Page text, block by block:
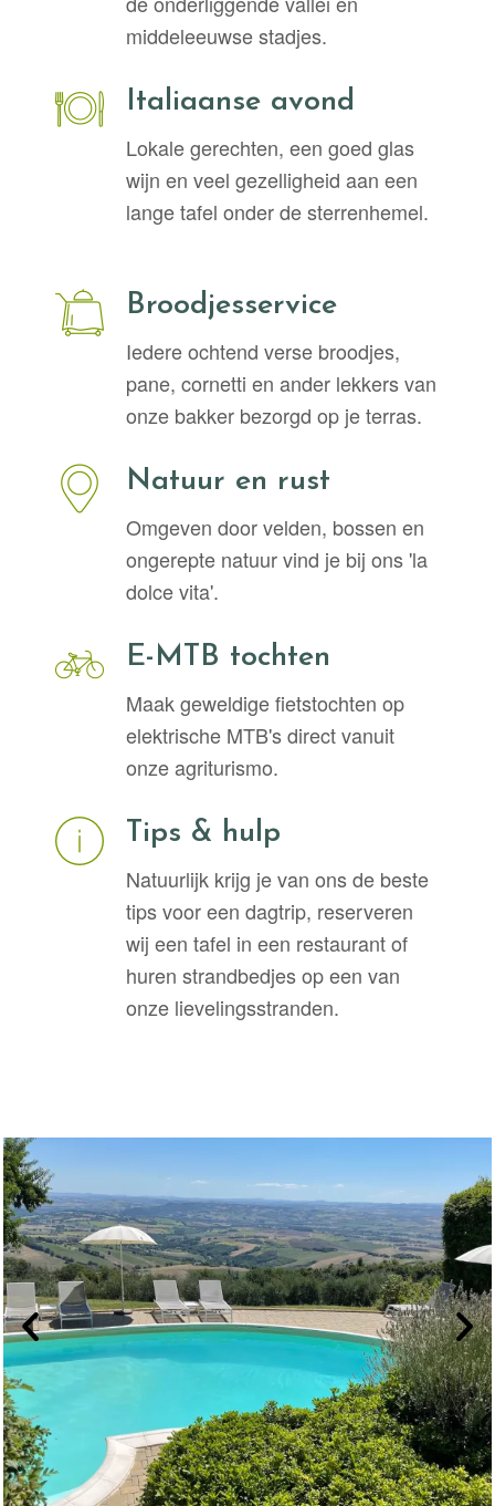
middeleeuwse stadjes.
Italiaanse avond
Lokale gerechten, een goed glas
wijn en veel gezelligheid aan een
lange tafel onder de sterrenhemel.
Broodjesservice
Iedere ochtend verse broodjes,
pane, cornetti en ander lekkers van
onze bakker bezorgd op je terras.
Natuur en rust
Omgeven door velden, bossen en
ongerepte natuur vind je bij ons 'la
dolce vita'.
E-MTB tochten
Maak geweldige fietstochten op
elektrische MTB's direct vanuit
onze agriturismo.
Tips & hulp
Natuurlijk krijg je van ons de beste
tips voor een dagtrip, reserveren
wij een tafel in een restaurant of
huren strandbedjes op een van
onze lievelingsstranden.